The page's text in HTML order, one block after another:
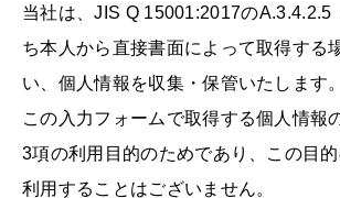
当社は、JIS Q 15001:2017のA.3.4.2.5
ち本人から直接書面によって取得する
い、個人情報を収集・保管いたします。
この入力フォームで取得する個人情報
3項の利用目的のためであり、この目
利用することはございません。